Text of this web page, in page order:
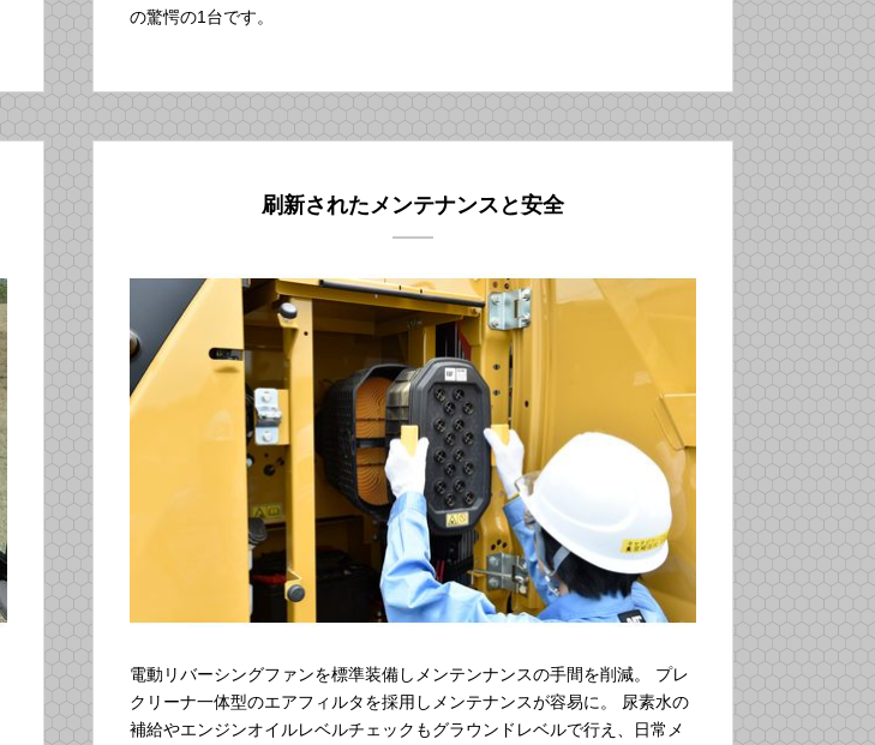
の驚愕の1台です。
刷新されたメンテナンスと安全
電動リバーシングファンを標準装備しメンテンナンスの手間を削減。 プレ
クリーナ一体型のエアフィルタを採用しメンテナンスが容易に。 尿素水の
補給やエンジンオイルレベルチェックもグラウンドレベルで行え、日常メ